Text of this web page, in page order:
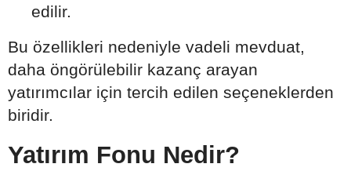
edilir.
Bu özellikleri nedeniyle vadeli mevduat,
daha öngörülebilir kazanç arayan
yatırımcılar için tercih edilen seçeneklerden
biridir.
Yatırım Fonu Nedir?